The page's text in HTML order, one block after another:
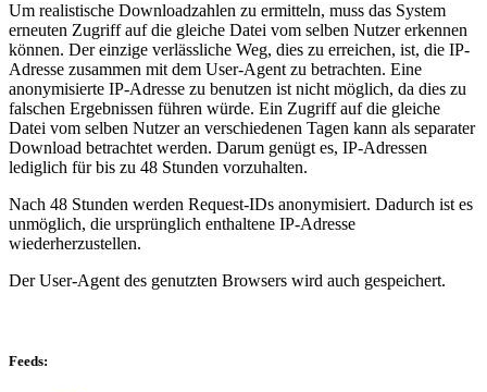
Um realistische Downloadzahlen zu ermitteln, muss das System
erneuten Zugriff auf die gleiche Datei vom selben Nutzer erkennen
können. Der einzige verlässliche Weg, dies zu erreichen, ist, die IP-
Adresse zusammen mit dem User-Agent zu betrachten. Eine
anonymisierte IP-Adresse zu benutzen ist nicht möglich, da dies zu
falschen Ergebnissen führen würde. Ein Zugriff auf die gleiche
Datei vom selben Nutzer an verschiedenen Tagen kann als separater
Download betrachtet werden. Darum genügt es, IP-Adressen
lediglich für bis zu 48 Stunden vorzuhalten.
Nach 48 Stunden werden Request-IDs anonymisiert. Dadurch ist es
unmöglich, die ursprünglich enthaltene IP-Adresse
wiederherzustellen.
Der User-Agent des genutzten Browsers wird auch gespeichert.
Feeds: